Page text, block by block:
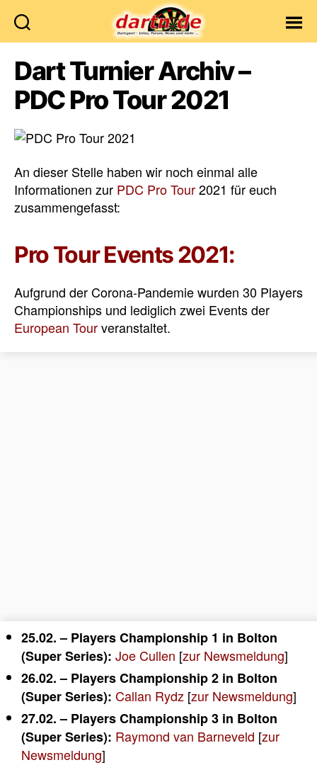
Dart Turnier Archiv –
PDC Pro Tour 2021
An dieser Stelle haben wir noch einmal alle
Informationen zur PDC Pro Tour2021 für euch
zusammengefasst:
Pro Tour Events 2021:
Aufgrund der Corona-Pandemie wurden 30 Players
Championships und lediglich zwei Events der
European Tourveranstaltet.
25.02. – Players Championship 1 in Bolton
(Super Series): Joe Cullen [zur Newsmeldung]
26.02. – Players Championship 2 in Bolton
(Super Series): Callan Rydz [zur Newsmeldung]
27.02. – Players Championship 3 in Bolton
(Super Series): Raymond van Barneveld [zur
Newsmeldung]